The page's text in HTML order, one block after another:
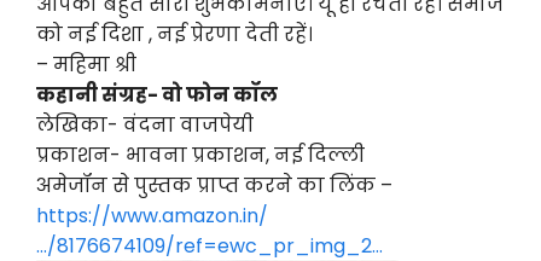
को नई दिशा , नई प्रेरणा देती रहें।
– महिमा श्री
कहानी संग्रह- वो फोन कॉल
लेखिका- वंदना वाजपेयी
प्रकाशन- भावना प्रकाशन, नई दिल्ली
अमेजॉन से पुस्तक प्राप्त करने का लिंक –
https://www.amazon.in/
…/8176674109/ref=ewc_pr_img_2…